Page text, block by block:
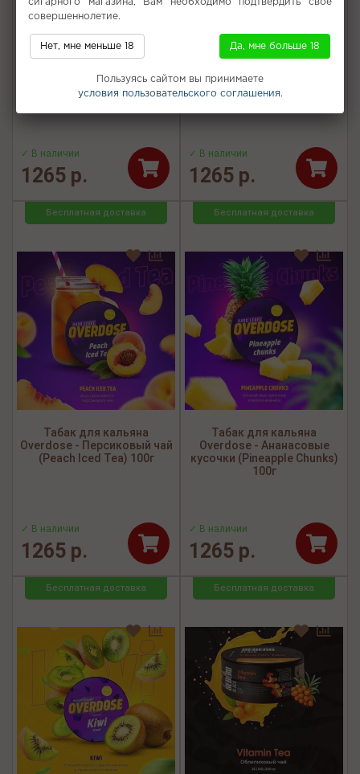
Табак для кальяна
(Watermelon) 100г
✓ В наличии
1265 р.
Табак для кальяна
малина (Manila Malina) 100г
✓ В наличии
1265 р.
Бесплатная доставка
Табак для кальяна
Overdose - Персиковый чай
(Peach Iced Tea) 100г
✓ В наличии
1265 р.
Бесплатная доставка
Табак для кальяна
Overdose - Ананасовые
кусочки (Pineapple Chunks)
100г
✓ В наличии
1265 р.
Бесплатная доставка Бесплатная доставка
сигарного магазина, Вам необходимо подтвердить свое
совершеннолетие.
Нет, мне меньше 18 Да, мне больше 18
Пользуясь сайтом вы принимаете
условия пользовательского соглашения.